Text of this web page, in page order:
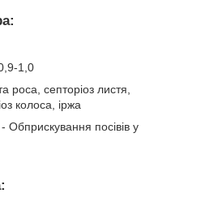
1,0
роса, септоріоз листя,
колоса, іржа
Обприскування посівів у